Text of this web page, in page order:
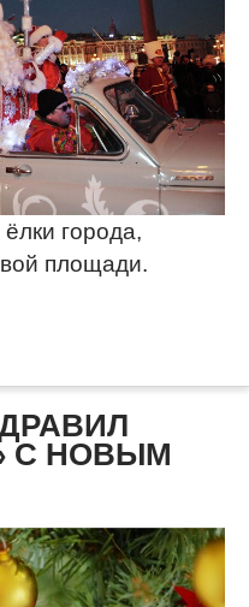
города,
площади.
С НОВЫМ